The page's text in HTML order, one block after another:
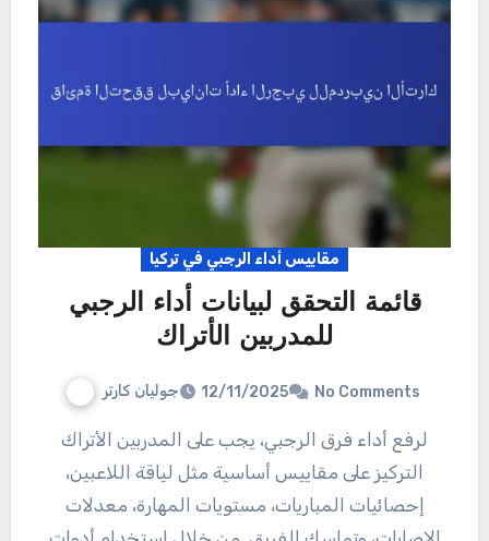
مقاييس أداء الرجبي في تركيا
قائمة التحقق لبيانات أداء الرجبي
للمدربين الأتراك
جوليان كارتر 12/11/2025 No Comments
لرفع أداء فرق الرجبي، يجب على المدربين الأتراك
التركيز على مقاييس أساسية مثل لياقة اللاعبين،
إحصائيات المباريات، مستويات المهارة، معدلات